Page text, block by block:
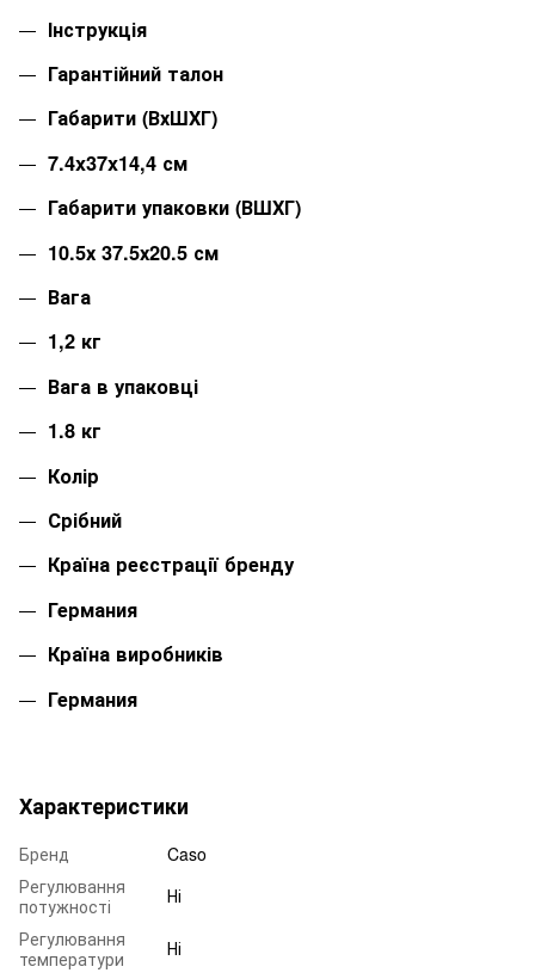
Інструкція
Гарантійний талон
Габарити (ВхШХГ)
7.4x37x14,4 см
Габарити упаковки (ВШХГ)
10.5х 37.5х20.5 см
Вага
1,2 кг
Вага в упаковці
1.8 кг
Колір
Срібний
Країна реєстрації бренду
Германия
Країна виробників
Германия
Характеристики
Бренд
Caso
Регулювання
потужності
Ні
Регулювання
температури
Ні